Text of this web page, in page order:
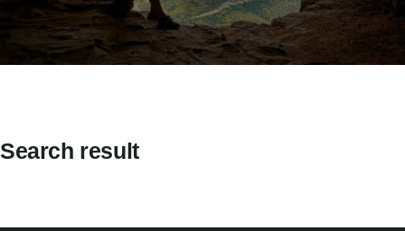
Search result